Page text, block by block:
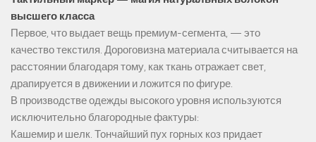
высшего класса
Первое, что выдает вещь премиум-сегмента, — это
качество текстиля. Дороговизна материала считывается на
расстоянии благодаря тому, как ткань отражает свет,
драпируется в движении и ложится по фигуре.
В производстве одежды высокого уровня используются
исключительно благородные фактуры:
Кашемир и шелк. Тончайший пух горных коз придает